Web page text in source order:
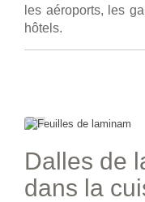
les aéroports, les
hôtels.
Dalles de
dans la